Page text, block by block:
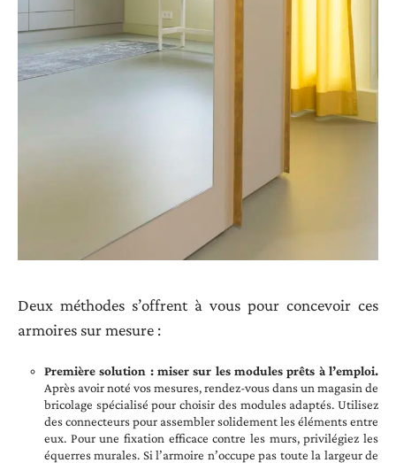
Deux méthodes s’offrent à vous pour concevoir ces
armoires sur mesure :
Première solution : miser sur les modules prêts à l’emploi.
Après avoir noté vos mesures, rendez-vous dans un magasin de
bricolage spécialisé pour choisir des modules adaptés. Utilisez
des connecteurs pour assembler solidement les éléments entre
eux. Pour une fixation efficace contre les murs, privilégiez les
équerres murales. Si l’armoire n’occupe pas toute la largeur de